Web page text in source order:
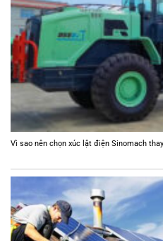
Vì sao nên chọn xúc lật điện Sinomach